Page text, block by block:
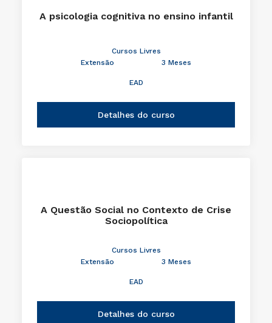
A psicologia cognitiva no ensino infantil
Cursos Livres
Extensão
3 Meses
EAD
Detalhes do curso
A Questão Social no Contexto de Crise
Sociopolítica
Cursos Livres
Extensão
3 Meses
EAD
Detalhes do curso